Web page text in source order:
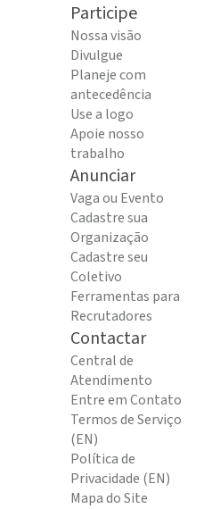
Participe
Nossa visão
Divulgue
Planeje com
antecedência
Use a logo
Apoie nosso
trabalho
Anunciar
Vaga ou Evento
Cadastre sua
Organização
Cadastre seu
Coletivo
Ferramentas para
Recrutadores
Contactar
Central de
Atendimento
Entre em Contato
Termos de Serviço
(EN)
Política de
Privacidade (EN)
Mapa do Site